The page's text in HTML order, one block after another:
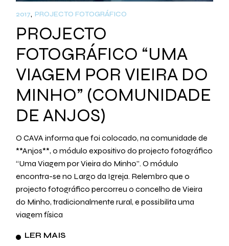
2017 PROJECTO FOTOGRÁFICO
PROJECTO
FOTOGRÁFICO “UMA
VIAGEM POR VIEIRA DO
MINHO” (COMUNIDADE
DE ANJOS)
O CAVA informa que foi colocado, na comunidade de
**Anjos**, o módulo expositivo do projecto fotográfico
“Uma Viagem por Vieira do Minho”. O módulo
encontra-se no Largo da Igreja. Relembro que o
projecto fotográfico percorreu o concelho de Vieira
do Minho, tradicionalmente rural, e possibilita uma
viagem física
LER MAIS